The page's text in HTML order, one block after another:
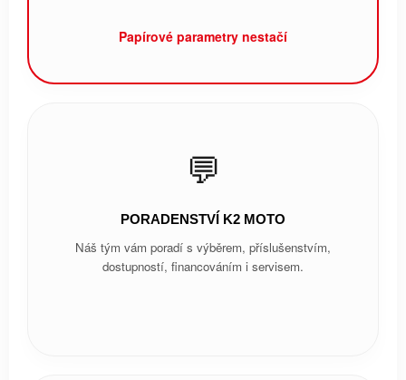
Papírové parametry nestačí
💬
PORADENSTVÍ K2 MOTO
Náš tým vám poradí s výběrem, příslušenstvím,
dostupností, financováním i servisem.